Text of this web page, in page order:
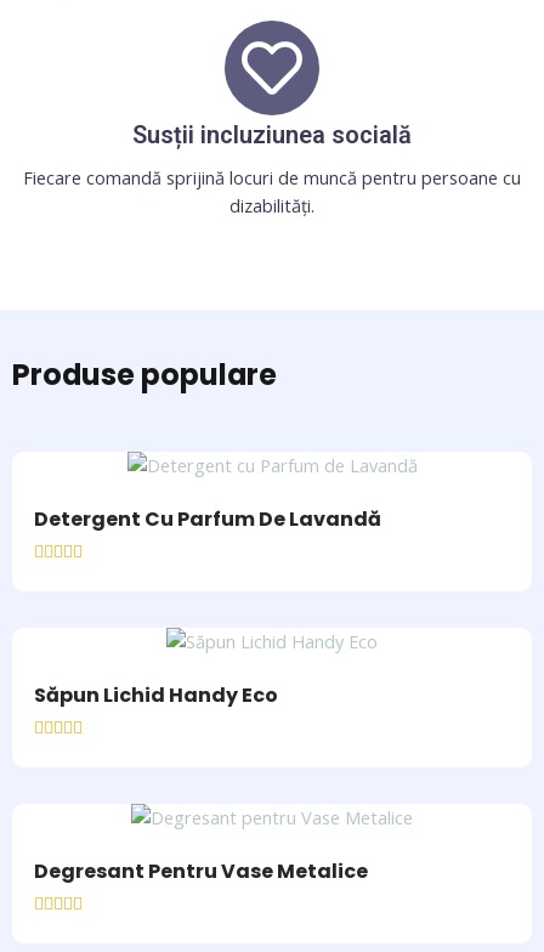
Susții incluziunea socială
Fiecare comandă sprijină locuri de muncă pentru persoane cu
dizabilități.
Produse populare
Detergent Cu Parfum De Lavandă
Săpun Lichid Handy Eco
Degresant Pentru Vase Metalice